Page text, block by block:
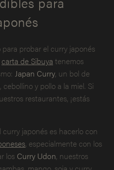
probar el curry japonés
carta de Sibuya tenemos
Japan Curry, un bol de
y pollo a la miel. Si
restaurantes, ¡estás
japonés es hacerlo con
, especialmente con los
los Curry Udon, nuestros